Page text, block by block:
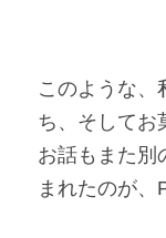
このような、
ち、そしてお
お話もまた別
まれたのが、